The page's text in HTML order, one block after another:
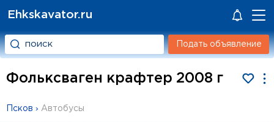
Ehkskavator.ru
Подать объявление
Фольксваген крафтер 2008 г
Псков › Автобусы